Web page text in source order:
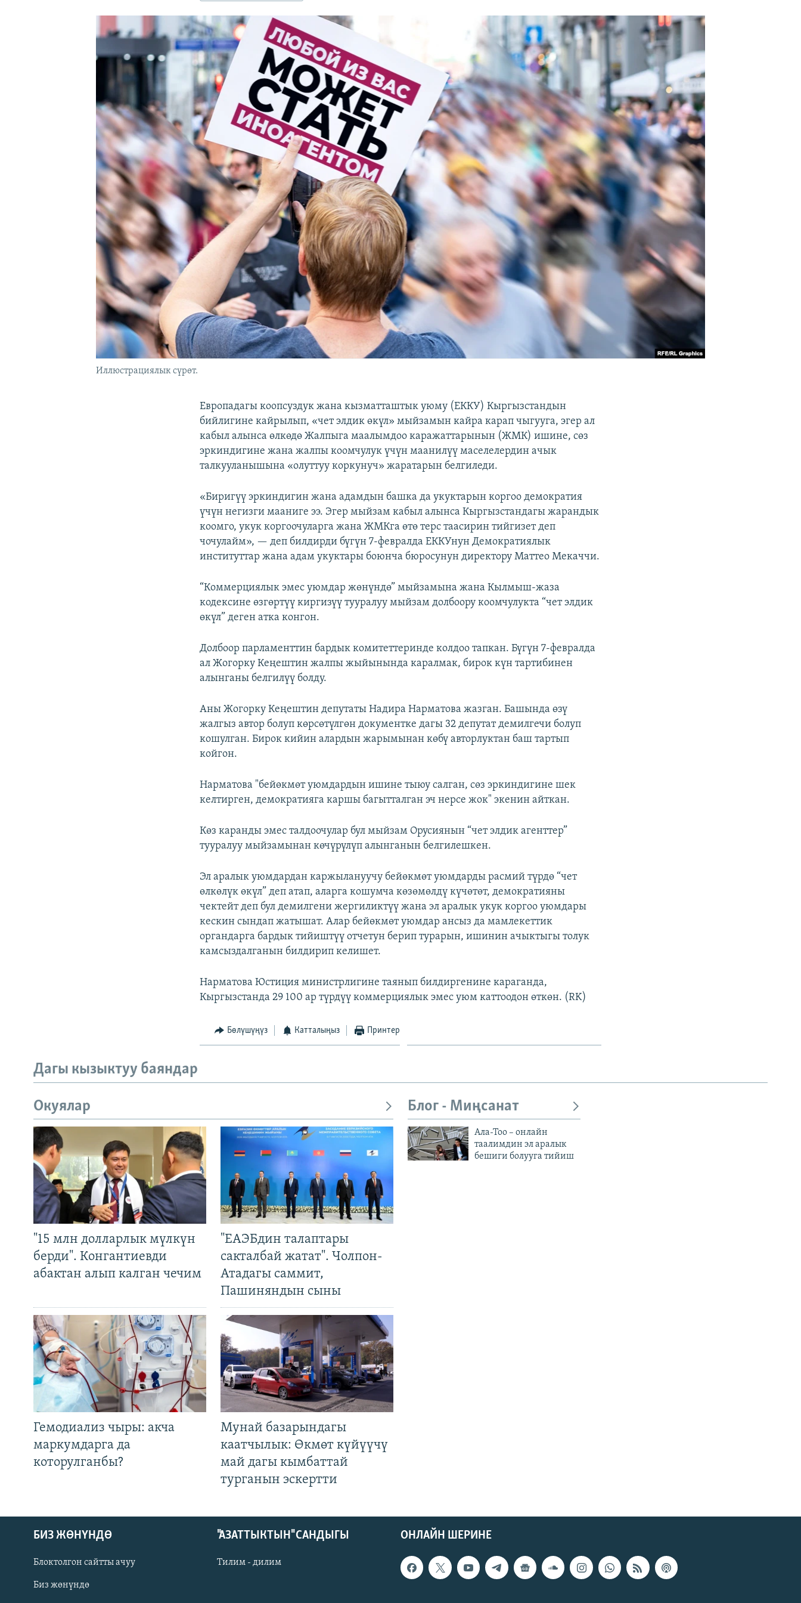
Иллюстрациялык сүрөт.
Европадагы коопсуздук жана кызматташтык уюму (ЕККУ) Кыргызстандын
бийлигине кайрылып, «чет элдик өкүл» мыйзамын кайра карап чыгууга, эгер ал
кабыл алынса өлкөдө Жалпыга маалымдоо каражаттарынын (ЖМК) ишине, сөз
эркиндигине жана жалпы коомчулук үчүн маанилүү маселелердин ачык
талкууланышына «олуттуу коркунуч» жаратарын белгиледи.
«Биригүү эркиндигин жана адамдын башка да укуктарын коргоо демократия
үчүн негизги мааниге ээ. Эгер мыйзам кабыл алынса Кыргызстандагы жарандык
коомго, укук коргоочуларга жана ЖМКга өтө терс таасирин тийгизет деп
чочулайм», — деп билдирди бүгүн 7-февралда ЕККУнун Демократиялык
институттар жана адам укуктары боюнча бюросунун директору Маттео Мекаччи.
“Коммерциялык эмес уюмдар жөнүндө” мыйзамына жана Кылмыш-жаза
кодексине өзгөртүү киргизүү тууралуу мыйзам долбоору коомчулукта “чет элдик
өкүл” деген атка конгон.
Долбоор парламенттин бардык комитеттеринде колдоо тапкан. Бүгүн 7-февралда
ал Жогорку Кеңештин жалпы жыйынында каралмак, бирок күн тартибинен
алынганы белгилүү болду.
Аны Жогорку Кеңештин депутаты Надира Нарматова жазган. Башында өзү
жалгыз автор болуп көрсөтүлгөн документке дагы 32 депутат демилгечи болуп
кошулган. Бирок кийин алардын жарымынан көбү авторлуктан баш тартып
койгон.
Нарматова "бейөкмөт уюмдардын ишине тыюу салган, сөз эркиндигине шек
келтирген, демократияга каршы багытталган эч нерсе жок" экенин айткан.
Көз каранды эмес талдоочулар бул мыйзам Орусиянын “чет элдик агенттер”
тууралуу мыйзамынан көчүрүлүп алынганын белгилешкен.
Эл аралык уюмдардан каржылануучу бейөкмөт уюмдарды расмий түрдө “чет
өлкөлүк өкүл” деп атап, аларга кошумча көзөмөлдү күчөтөт, демократияны
чектейт деп бул демилгени жергиликтүү жана эл аралык укук коргоо уюмдары
кескин сындап жатышат. Алар бейөкмөт уюмдар ансыз да мамлекеттик
органдарга бардык тийиштүү отчетун берип турарын, ишинин ачыктыгы толук
камсыздалганын билдирип келишет.
Нарматова Юстиция министрлигине таянып билдиргенине караганда,
Кыргызстанда 29 100 ар түрдүү коммерциялык эмес уюм каттоодон өткөн. (RK)
Бөлүшүңүз Катталыңыз Принтер
Дагы кызыктуу баяндар
Окуялар
"15 млн долларлык мүлкүн
берди". Конгантиевди
абактан алып калган чечим
"ЕАЭБдин талаптары
сакталбай жатат". Чолпон-
Атадагы саммит,
Пашиняндын сыны
Гемодиализ чыры: акча
маркумдарга да
которулганбы?
Мунай базарындагы
каатчылык: Өкмөт күйүүчү
май дагы кымбаттай
турганын эскертти
Блог - Миңсанат
Ала-Тоо – онлайн
таалимдин эл аралык
бешиги болууга тийиш
ОНЛАЙН ШЕРИНЕ
БИЗ ЖӨНҮНДӨ
Блоктолгон сайтты ачуу
Биз жөнүндө
"АЗАТТЫКТЫН" САНДЫГЫ
Тилим - дилим